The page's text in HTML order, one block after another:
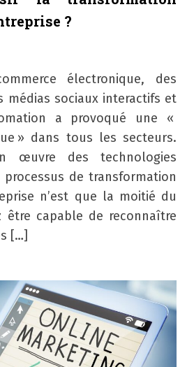
?
électronique, des
médias sociaux interactifs et
a provoqué une «
» dans tous les secteurs.
œuvre des technologies
de transformation
n’est que la moitié du
être capable de reconnaître
[…]